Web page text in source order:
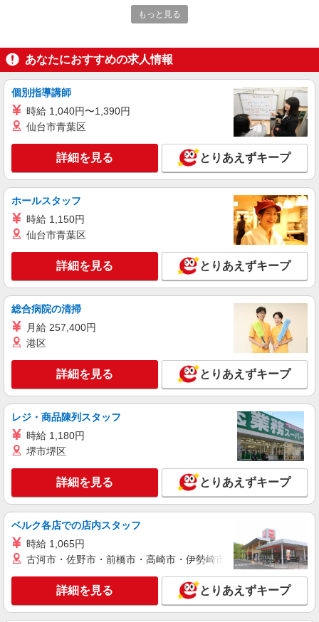
淳英会 おゆみの中央病院 （千葉県千葉市緑
区おゆみ野南6-49-9）
キープ 詳細を見る
アルバイト パート
コンパスグループ・ジャパン株式会社 39487_p
調理員【アルバイト・パート】
(試用期間2ヶ月) 残業が発生した場合、残業代を1
分単位で別途支給します。
淳英会 おゆみの中央病院 （千葉県千葉市緑
区おゆみ野南6-49-9）
キープ 詳細を見る
アルバイト パート
株式会社HITOWA フードサービスカンパニー
福祉施設での調理補助【アルバイト・パート】
時給1,140円以上 ※経験によりスタート時給は
により時給を見直します。 ※アルバイト賞与（寸
志）：あり 年2回。勤続年数により金額UP。
ケアセンターけやき園 （千葉県千葉市緑区鎌
取町81-1）
キープ 詳細を見る
アルバイト パート
株式会社HITOWA フードサービスカンパニー
福祉施設での調理員【アルバイト・パート】
変動します。 ※AP評価制度：あり 年1回の評価
により時給を見直します。 ※アルバイト賞与（寸
志）：あり 年2回。勤続年数により金額UP。
ケアセンターけやき園 （千葉県千葉市緑区鎌
取町81-1）
キープ
アルバイト パート
株式会社HITOWA フードサービスカンパニー
福祉施設での調理補助【アルバイト・パート】
時給1,200円以上 ※経験によりスタート時給は
変動します。 ※AP評価制度：あり 年1回の評価
もっと見る
あなたにおすすめの求人情報
個別指導講師
時給 1,040円〜1,390円
仙台市青葉区
詳細を見る とりあえずキープ
ホールスタッフ
時給 1,150円
仙台市青葉区
詳細を見る とりあえずキープ
総合病院の清掃
月給 257,400円
港区
詳細を見る とりあえずキープ
レジ・商品陳列スタッフ
時給 1,180円
堺市堺区
詳細を見る とりあえずキープ
ベルク各店での店内スタッフ
時給 1,065円
古河市・佐野市・前橋市・高崎市・伊勢崎市・太田市・館林市
詳細を見る とりあえずキープ